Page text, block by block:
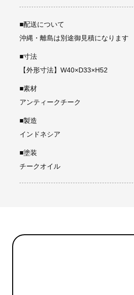
■配送について
沖縄・離島は別途御見積になります
■寸法
【外形寸法】W40×D33×H52
■素材
アンティークチーク
■製造
インドネシア
■塗装
チークオイル